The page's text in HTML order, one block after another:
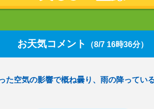
お天気コメント （8/7 16時36分）
た空気の影響で概ね曇り、雨の降ってい